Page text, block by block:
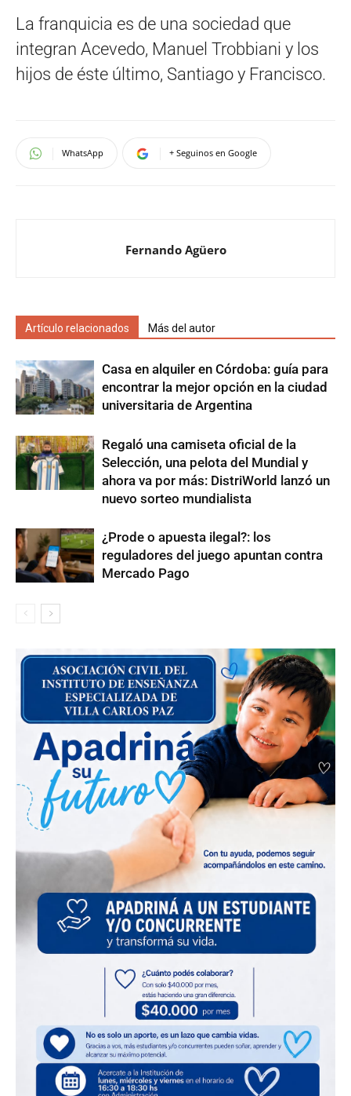
La franquicia es de una sociedad que
integran Acevedo, Manuel Trobbiani y los
hijos de éste último, Santiago y Francisco.
WhatsApp + Seguinos en Google
Fernando Agüero
Artículo relacionados Más del autor
Casa en alquiler en Córdoba: guía para
encontrar la mejor opción en la ciudad
universitaria de Argentina
Regaló una camiseta oficial de la
Selección, una pelota del Mundial y
ahora va por más: DistriWorld lanzó un
nuevo sorteo mundialista
¿Prode o apuesta ilegal?: los
reguladores del juego apuntan contra
Mercado Pago